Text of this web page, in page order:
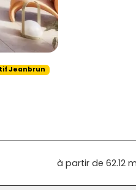
Jeanbrun
à partir de 62.12